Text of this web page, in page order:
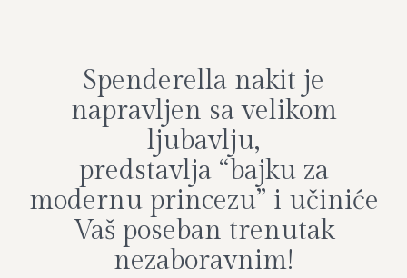
Spenderella nakit je
napravljen sa velikom
ljubavlju,
predstavlja “bajku za
modernu princezu” i učiniće
Vaš poseban trenutak
nezaboravnim!